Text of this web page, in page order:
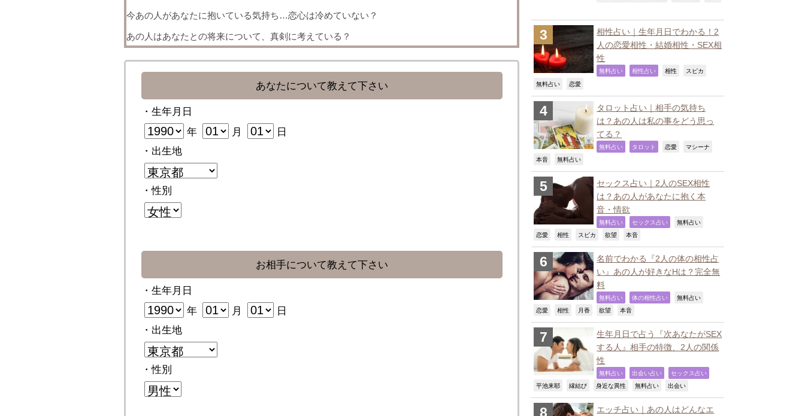
今あの人があなたに抱いている気持ち…恋心は冷めていない？
あの人はあなたとの将来について、真剣に考えている？
あなたについて教えて下さい
・生年月日
年 月
日
・出生地
・性別
お相手について教えて下さい
・生年月日
年 月
日
・出生地
・性別
相性占い｜生年月日でわかる！2
人の恋愛相性・結婚相性・SEX相
性
無料占い 相性占い 相性 スピカ
無料占い 恋愛
タロット占い｜相手の気持ち
は？あの人は私の事をどう思っ
てる？
無料占い タロット 恋愛 マシーナ
本音 無料占い
セックス占い｜2人のSEX相性
は？あの人があなたに抱く本
音・情欲
無料占い セックス占い 無料占い
恋愛 相性 スピカ 欲望 本音
名前でわかる『2人の体の相性占
い』あの人が好きなHは？完全無
料
無料占い 体の相性占い 無料占い
恋愛 相性 月香 欲望 本音
生年月日で占う『次あなたがSEX
する人』相手の特徴、2人の関係
性
無料占い 出会い占い セックス占い
平池来耶 縁結び 身近な異性 無料占い 出会い
エッチ占い｜あの人はどんなエ